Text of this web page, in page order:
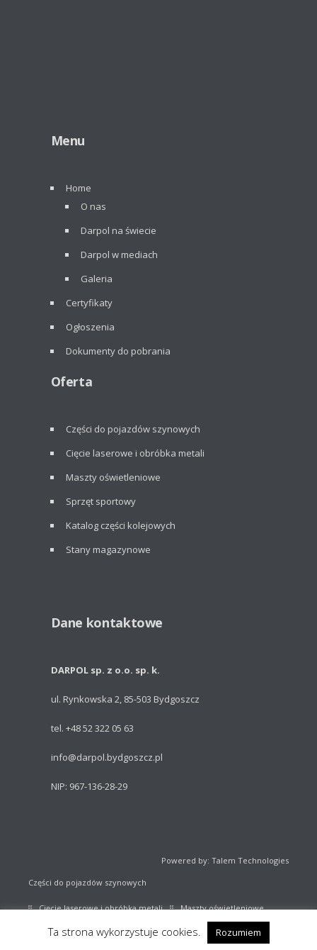
Menu
Home
O nas
Darpol na świecie
Darpol w mediach
Galeria
Certyfikaty
Ogłoszenia
Dokumenty do pobrania
Oferta
Części do pojazdów szynowych
Cięcie laserowe i obróbka metali
Maszty oświetleniowe
Sprzęt sportowy
Katalog części kolejowych
Stany magazynowe
Dane kontaktowe
DARPOL sp. z o.o. sp. k.
ul. Rynkowska 2, 85-503 Bydgoszcz
tel. +48 52 322 05 63
info@darpol.bydgoszcz.pl
NIP: 967-136-28-29
Powered by: Talem Technologies
Części do pojazdów szynowych
Cięcie laserowe i obróbka metali Maszty oświetleniowe
Sprzęt sportowy Katalog części kolejowych
Ta strona wykorzystuje cookies. Rozumiem